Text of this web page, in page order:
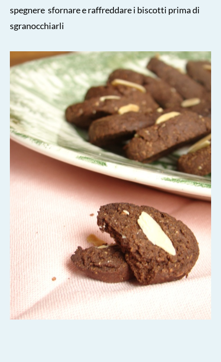
spegnere sfornare e raffreddare i biscotti prima di
sgranocchiarli